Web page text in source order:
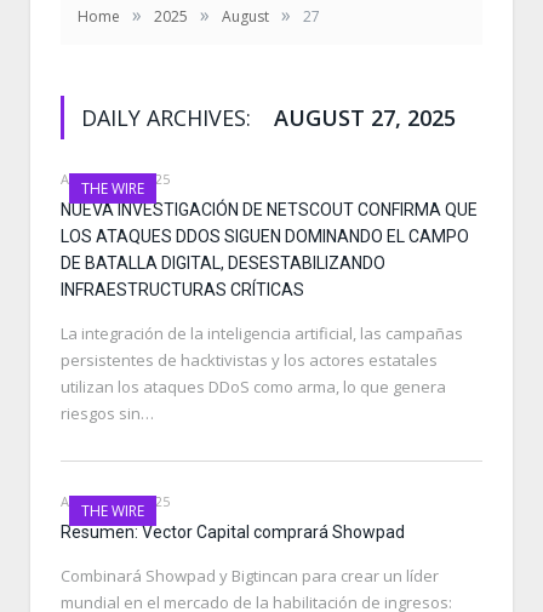
Home » 2025 » August » 27
DAILY ARCHIVES: AUGUST 27, 2025
THE WIRE
AUGUST 27, 2025
NUEVA INVESTIGACIÓN DE NETSCOUT CONFIRMA QUE
LOS ATAQUES DDOS SIGUEN DOMINANDO EL CAMPO
DE BATALLA DIGITAL, DESESTABILIZANDO
INFRAESTRUCTURAS CRÍTICAS
La integración de la inteligencia artificial, las campañas
persistentes de hacktivistas y los actores estatales
utilizan los ataques DDoS como arma, lo que genera
riesgos sin…
THE WIRE
AUGUST 27, 2025
Resumen: Vector Capital comprará Showpad
Combinará Showpad y Bigtincan para crear un líder
mundial en el mercado de la habilitación de ingresos: